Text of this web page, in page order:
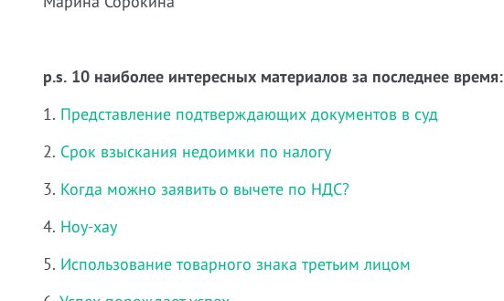
p.s. 10 наиболее интересных материалов за последнее время:
1. Представление подтверждающих документов в суд
2. Срок взыскания недоимки по налогу
3. Когда можно заявить о вычете по НДС?
4. Ноу-хау
5. Использование товарного знака третьим лицом